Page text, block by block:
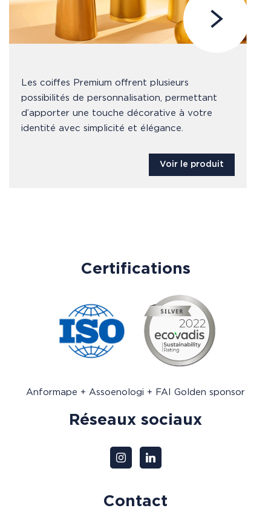
Les coiffes Premium offrent plusieurs
possibilités de personnalisation, permettant
d’apporter une touche décorative à votre
identité avec simplicité et élégance.
Voir le produit
Certifications
Anformape + Assoenologi + FAI Golden sponsor
Réseaux sociaux
Contact